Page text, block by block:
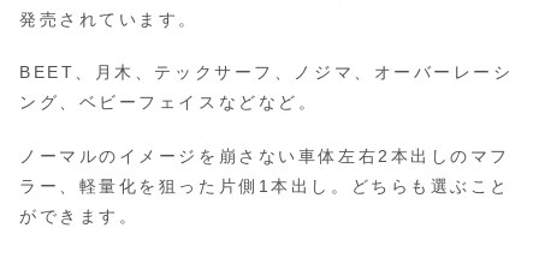
発売されています。
BEET、月木、テックサーフ、ノジマ、オーバーレーシ
ング、ベビーフェイスなどなど。
ノーマルのイメージを崩さない車体左右2本出しのマフ
ラー、軽量化を狙った片側1本出し。どちらも選ぶこと
ができます。